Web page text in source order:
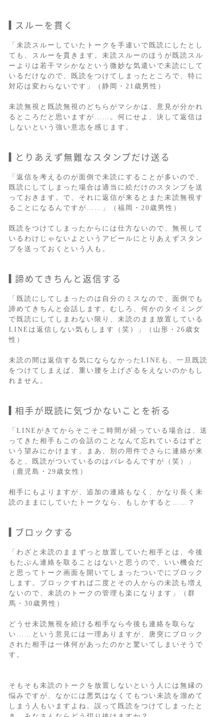
スルーを貫く
「未読スルーしていたトークを手違いで既読にしたとし
ても、スルーを貫きます。未読スルーのほうが既読スル
ーよりは若干マシかなという微妙な気遣いで未読にして
いるだけなので、既読をつけてしまったところで、特に
対応は変わらないです」（静岡・21歳男性）
未読無視と既読無視のどちらがマシかは、意見が分かれ
るところだと思いますが……。何にせよ、決して返信は
しないという強い意志を感じます。
とりあえず無難なスタンプだけ送る
「返信を考えるのが面倒で未読にすることが多いので、
既読にしてしまった場合は適当に絵だけのスタンプを送
っておきます。で、それに返信が来るとまた未読無視す
ることになるんですが……」（福岡・20歳男性）
既読をつけてしまったからには仕方ないので、無視して
いるわけじゃないよというアピールにとりあえずスタン
プを送っておくという人も。
諦めてきちんと返信する
「既読にしてしまったのは自分のミスなので、面倒でも
諦めてきちんと会話します。むしろ、何かのタイミング
で既読にしてしまわない限り、未読のまま放置している
LINEは返信しない気もします（笑）」（山形・26歳女
性）
未読の間は返信する気にならなかったLINEも、一旦既読
をつけてしまえば、重い腰を上げざるをえないのかもし
れません。
相手が既読に気づかないことを祈る
「LINEがきてからそこそこ時間が経っている場合は、送
ってきた相手もこの会話のことなんて忘れているはずと
いう望みにかけます。まあ、別の用件でさらに連絡が来
ると、既読がついているのはバレるんですが（笑）」
（鹿児島・29歳女性）
相手にもよりますが、追加の連絡もなく、かなり長く未
読のままにしていたトークなら、もしかすると……？
ブロックする
「わざと未読のままずっと放置していた相手とは、今後
もたぶん連絡を取ることはないと思うので、いい機会だ
と思ってトーク画面を開いてしまったついでにブロック
します。ブロックすれば二度とその人からの未読も増え
ないので、未読のトークの管理も楽になります」（群
馬・30歳男性）
どうせ未読無視を続ける相手なら今後も連絡を取らな
い……という意見には一理ありますが、唐突にブロック
された相手は一体何があったのかと驚いてしまいそうで
す。
そもそも未読のトークを放置しないという人には無縁の
悩みですが、なかには悪気はなくてもつい未読を溜めて
しまう人もいますよね。誤って既読をつけてしまったと